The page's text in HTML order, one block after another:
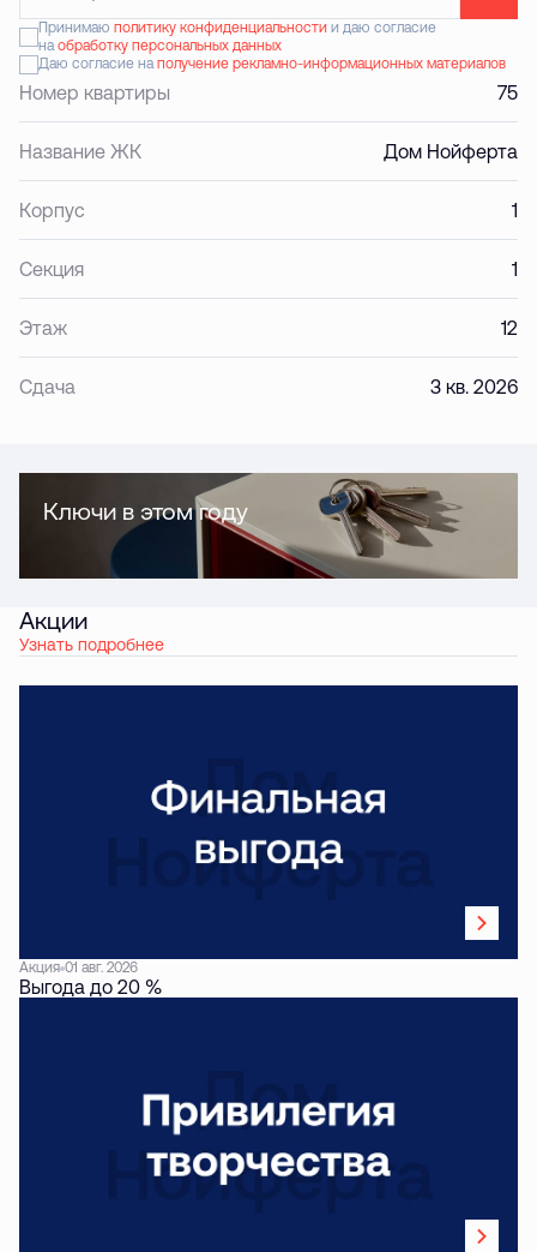
Принимаю политику конфиденциальностии даю согласие
наобработку персональных данных
Даю согласие наполучение рекламно-информационных материалов
Номер квартиры 75
Название ЖК Дом Нойферта
Корпус 1
Секция 1
Этаж 12
Сдача 3 кв. 2026
Ключи в этом году
Акции
Узнать подробнее
Акция 01 авг. 2026
Выгода до 20 %